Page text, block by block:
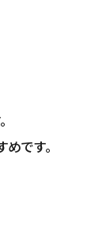
です。